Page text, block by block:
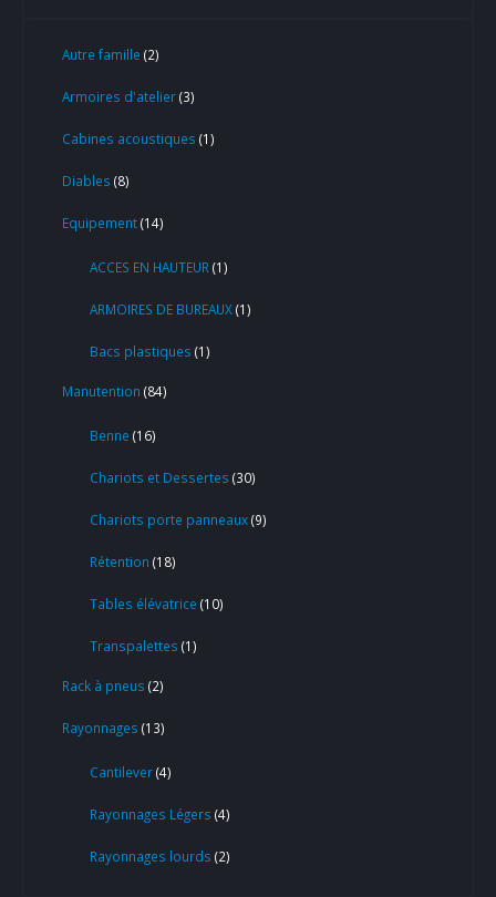
Autre famille 2
Armoires d'atelier 3
Cabines acoustiques 1
Diables 8
Equipement 14
ACCES EN HAUTEUR 1
ARMOIRES DE BUREAUX 1
Bacs plastiques 1
Manutention 84
Benne 16
Chariots et Dessertes 30
Chariots porte panneaux 9
Rétention 18
Tables élévatrice 10
Transpalettes 1
Rack à pneus 2
Rayonnages 13
Cantilever 4
Rayonnages Légers 4
Rayonnages lourds 2